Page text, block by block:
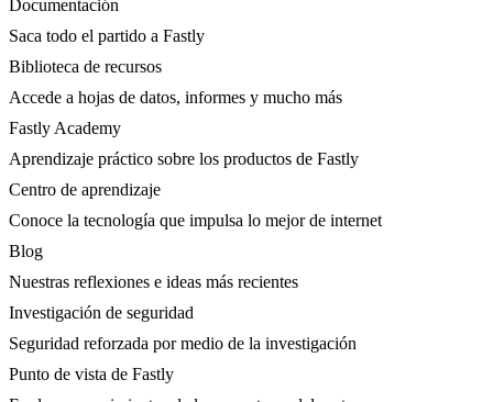
Documentación
Saca todo el partido a Fastly
Biblioteca de recursos
Accede a hojas de datos, informes y mucho más
Fastly Academy
Aprendizaje práctico sobre los productos de Fastly
Centro de aprendizaje
Conoce la tecnología que impulsa lo mejor de internet
Blog
Nuestras reflexiones e ideas más recientes
Investigación de seguridad
Seguridad reforzada por medio de la investigación
Punto de vista de Fastly